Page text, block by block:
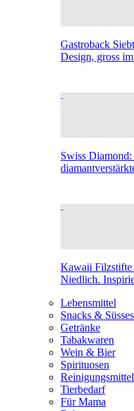
Gastroback
Design, gross
Swiss
Kawaii Filzstifte
Niedlich.
Lebensmittel
Snacks & Süsses
Getränke
Tabakwaren
Wein & Bier
Spirituosen
Tierbedarf
Für Mama